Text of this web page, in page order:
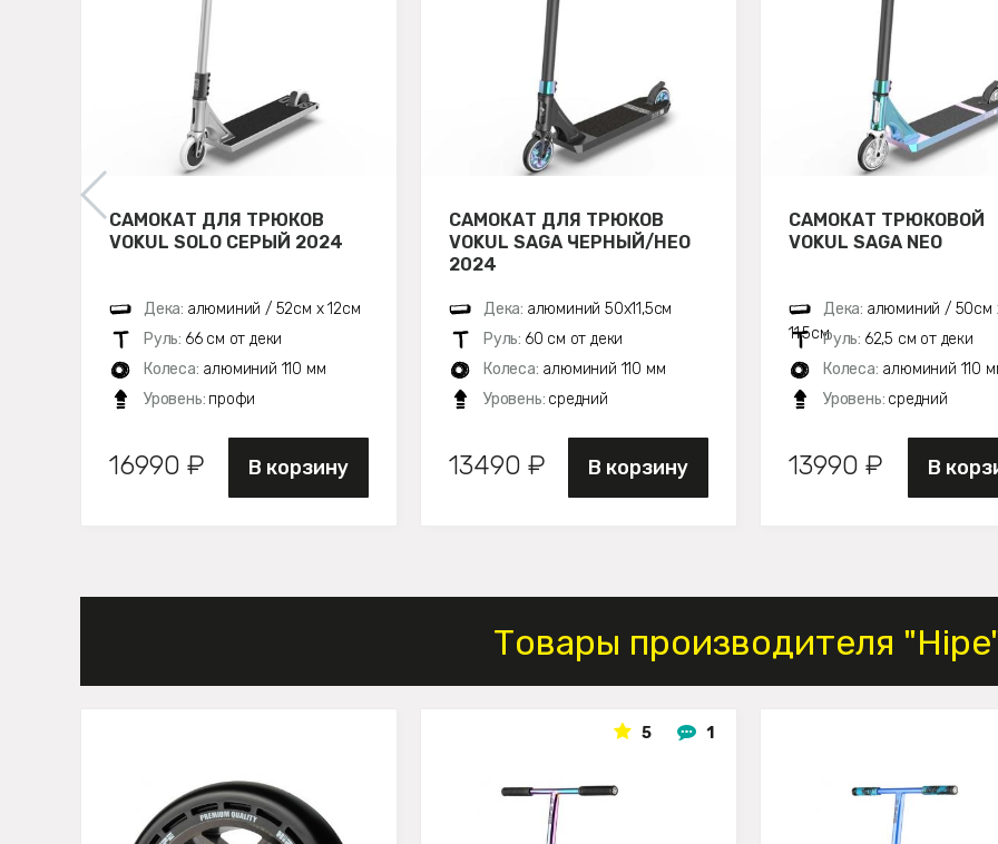
САМОКАТ ДЛЯ ТРЮКОВ
VOKUL SOLO СЕРЫЙ 2024
Дека: алюминий / 52см х 12см
Руль: 66 см от деки
Колеса: алюминий 110 мм
Уровень: профи
16990 ₽ В корзину
САМОКАТ ДЛЯ ТРЮКОВ
VOKUL SAGA ЧЕРНЫЙ/НЕО
2024
Дека: алюминий 50х11,5см
Руль: 60 см от деки
Колеса: алюминий 110 мм
Уровень: средний
13490 ₽ В корзину
САМОКАТ ТРЮКОВОЙ
VOKUL SAGA NEO
Дека: алюминий / 50см
11,5смРуль: 62,5 см от деки
Колеса: алюминий 110
Уровень: средний
13990 ₽ В
Товары производителя
5 1